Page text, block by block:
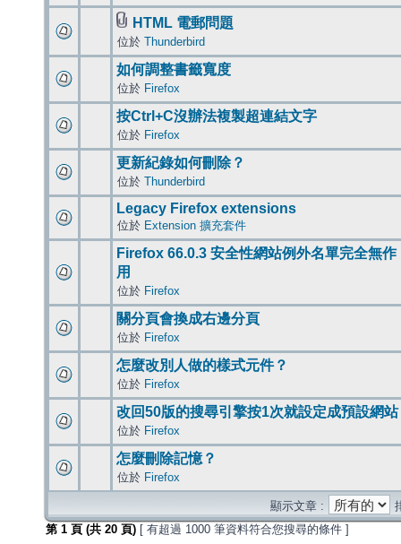
HTML 電郵問題
位於 Thunderbird
如何調整書籤寬度
位於 Firefox
按Ctrl+C沒辦法複製超連結文字
位於 Firefox
更新紀錄如何刪除？
位於 Thunderbird
Legacy Firefox extensions
位於 Extension 擴充套件
Firefox 66.0.3 安全性網站例外名單完全無作
用
位於 Firefox
關分頁會換成右邊分頁
位於 Firefox
怎麼改別人做的樣式元件？
位於 Firefox
改回50版的搜尋引擎按1次就設定成預設網站
位於 Firefox
怎麼刪除記憶？
位於 Firefox
顯示文章 :
第 1 頁 (共 20 頁) [ 有超過 1000 筆資料符合您搜尋的條件 ]